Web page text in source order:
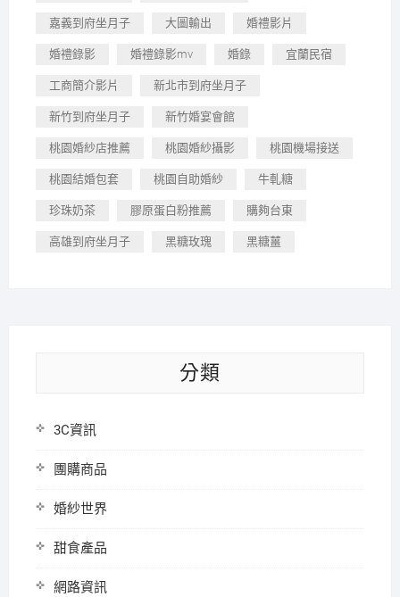
嘉義到府坐月子 大圖輸出 婚禮影片
婚禮錄影 婚禮錄影mv 婚錄 宜蘭民宿
工商簡介影片 新北市到府坐月子
新竹到府坐月子 新竹婚宴會館
桃園婚紗店推薦 桃園婚紗攝影 桃園機場接送
桃園結婚包套 桃園自助婚紗 牛軋糖
珍珠奶茶 膠原蛋白粉推薦 購夠台東
高雄到府坐月子 黑糖玫瑰 黑糖薑
分類
3C資訊
團購商品
婚紗世界
甜食產品
網路資訊